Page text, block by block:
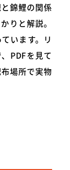
錦鯉の関係
りと解説。
います。リ
PDFを見て
場所で実物